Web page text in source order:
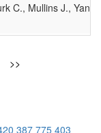
C., Mullins J.,
>>
387 775 403